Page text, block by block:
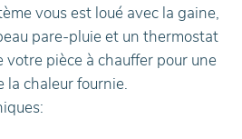
vous est loué avec la gaine,
pare-pluie et un thermostat
votre pièce à chauffer pour une
la chaleur fournie.